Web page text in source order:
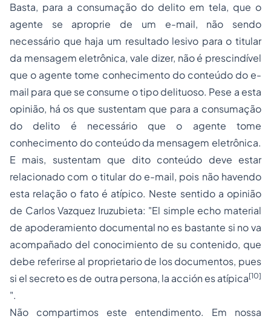
Basta, para a consumação do delito em tela, que o
agente se aproprie de um e-mail, não sendo
necessário que haja um resultado lesivo para o titular
da mensagem eletrônica, vale dizer, não é prescindível
que o agente tome conhecimento do conteúdo do e-
mail para que se consume o tipo delituoso. Pese a esta
opinião, há os que sustentam que para a consumação
do delito é necessário que o agente tome
conhecimento do conteúdo da mensagem eletrônica.
E mais, sustentam que dito conteúdo deve estar
relacionado com o titular do e-mail, pois não havendo
esta relação o fato é atípico. Neste sentido a opinião
de Carlos Vazquez Iruzubieta: "El simple echo material
de apoderamiento documental no es bastante si no va
acompañado del conocimiento de su contenido, que
debe referirse al proprietario de los documentos, pues
si el secreto es de outra persona, la acción es atípica[10]
".
Não compartimos este entendimento. Em nossa